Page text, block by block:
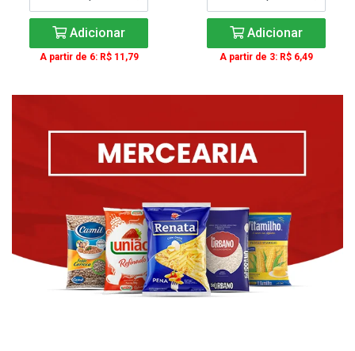
Adicionar
A partir de 6: R$ 11,79
Adicionar
A partir de 3: R$ 6,49